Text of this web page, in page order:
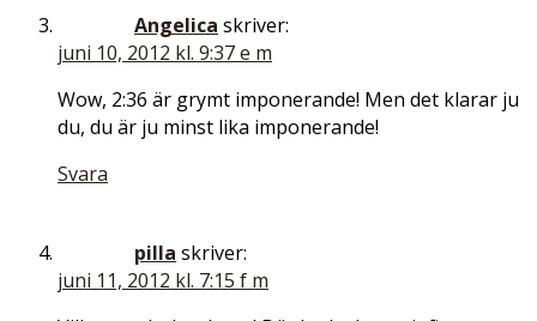
Angelica skriver:
juni 10, 2012 kl. 9:37 e m
Wow, 2:36 är grymt imponerande! Men det klarar ju
du, du är ju minst lika imponerande!
Svara
pilla skriver:
juni 11, 2012 kl. 7:15 f m